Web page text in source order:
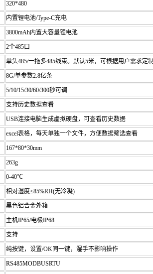
320*480
内置锂电池/Type-C充电
3800mAh内置大容量锂电池
2个485口
单头485/一拖多485线束。默认5米，可根据用户需求定制
8G/单参数2.8亿条
5/10/15/30/60/300秒可调
支持历史数据查看
USB连接电脑生成虚拟硬盘，可查看历史数据
excel表格，每天单独一个文件，方便数据筛选查看
167*80*30mm
263g
0-40℃
相对湿度≤85%RH(无冷凝)
黑色铝合金外箱
主机IP65/电极IP68
支持
纯按键，设置/OK同一键，湿手不影响操作
RS485MODBUSRTU